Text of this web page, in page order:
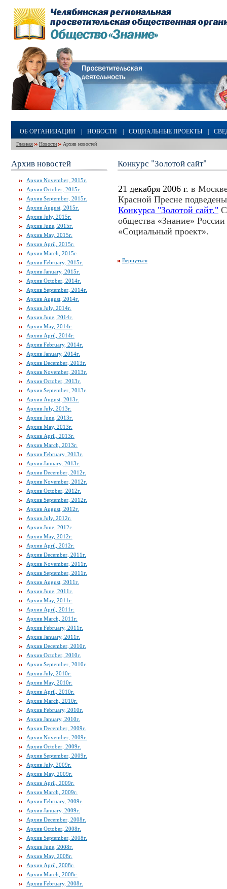
ОБ ОРГАНИЗАЦИИ НОВОСТИ СОЦИАЛЬНЫЕ ПРОЕКТЫ
Главная Новости Архив новостей
Архив новостей
Архив November, 2015г.
Архив October, 2015г.
Архив September, 2015г.
Архив August, 2015г.
Архив July, 2015г.
Архив June, 2015г.
Архив May, 2015г.
Архив April, 2015г.
Архив March, 2015г.
Архив February, 2015г.
Архив January, 2015г.
Архив October, 2014г.
Архив September, 2014г.
Архив August, 2014г.
Архив July, 2014г.
Архив June, 2014г.
Архив May, 2014г.
Архив April, 2014г.
Архив February, 2014г.
Архив January, 2014г.
Архив December, 2013г.
Архив November, 2013г.
Архив October, 2013г.
Архив September, 2013г.
Архив August, 2013г.
Архив July, 2013г.
Архив June, 2013г.
Архив May, 2013г.
Архив April, 2013г.
Архив March, 2013г.
Архив February, 2013г.
Архив January, 2013г.
Архив December, 2012г.
Архив November, 2012г.
Архив October, 2012г.
Архив September, 2012г.
Архив August, 2012г.
Архив July, 2012г.
Архив June, 2012г.
Архив May, 2012г.
Архив April, 2012г.
Архив December, 2011г.
Архив November, 2011г.
Архив September, 2011г.
Архив August, 2011г.
Архив June, 2011г.
Архив May, 2011г.
Архив April, 2011г.
Архив March, 2011г.
Архив February, 2011г.
Архив January, 2011г.
Архив December, 2010г.
Архив October, 2010г.
Архив September, 2010г.
Архив July, 2010г.
Архив May, 2010г.
Архив April, 2010г.
Архив March, 2010г.
Архив February, 2010г.
Архив January, 2010г.
Архив December, 2009г.
Архив November, 2009г.
Архив October, 2009г.
Архив September, 2009г.
Архив July, 2009г.
Архив May, 2009г.
Архив April, 2009г.
Архив March, 2009г.
Архив February, 2009г.
Архив January, 2009г.
Архив December, 2008г.
Архив October, 2008г.
Архив September, 2008г.
Архив June, 2008г.
Архив May, 2008г.
Архив April, 2008г.
Архив March, 2008г.
Архив February, 2008г.
Конкурс "Золотой сайт"
21 декабря 2006 г. в
Красной Пресне
Конкурса "Золотой сайт."
общества «Знание» России
«Социальный проект».
Вернуться